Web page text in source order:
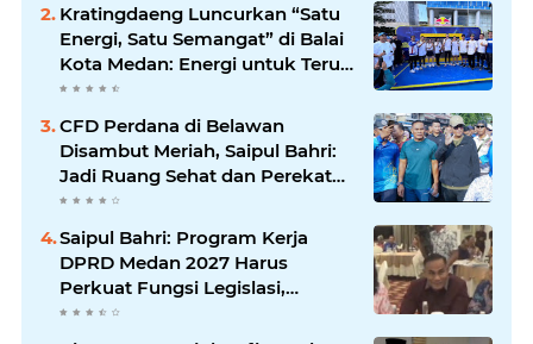
Kratingdaeng Luncurkan “Satu
Energi, Satu Semangat” di Balai
Kota Medan: Energi untuk Terus
Bergerak Maju
CFD Perdana di Belawan
Disambut Meriah, Saipul Bahri:
Jadi Ruang Sehat dan Perekat
Kebersamaan Warga Medan
Saipul Bahri: Program Kerja
DPRD Medan 2027 Harus
Perkuat Fungsi Legislasi,
Anggaran dan Pengawasan